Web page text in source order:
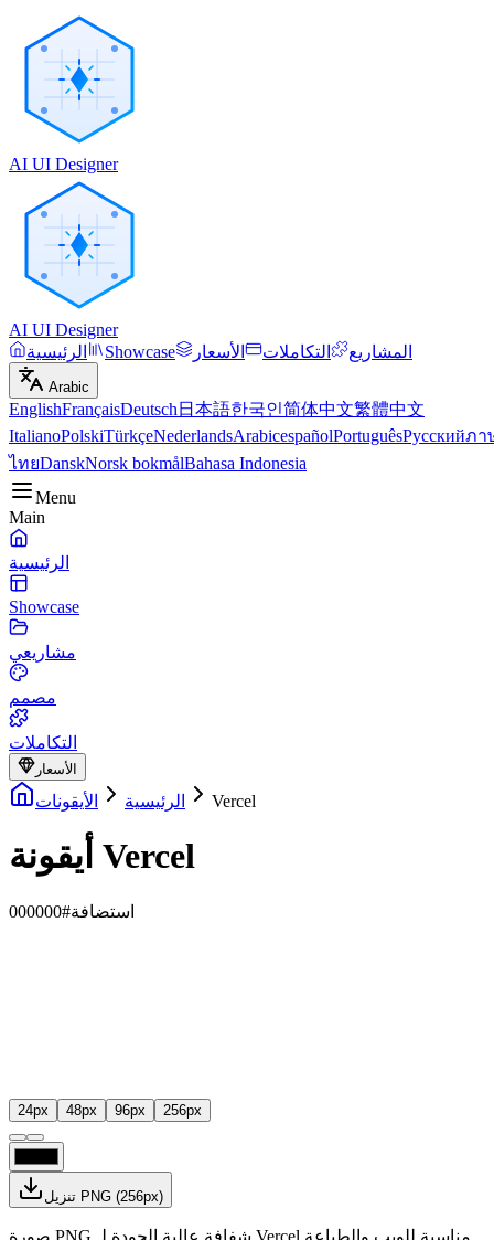
AI UI Designer
AI UI Designer
الرئيسية
Showcase المشاريع التكاملات الأسعار
Arabic
EnglishFrançaisDeutsch 日本語한국인简体中文繁體中文
ItalianoPolskiTürkçeNederlandsArabicespañolPortuguêsРусскийภา
ไทยDanskNorsk bokmålBahasa Indonesia
Menu
Main
الرئيسية
Showcase
مشاريعي
مصمم
التكاملات
الأسعار
الرئيسية الأيقونات Vercel
أيقونة Vercel
استضافة#000000
24px 48px 96px 256px
تنزيل PNG (256px)
صورة PNG شفافة عالية الجودة لـ Vercel مناسبة للويب والطباعة.